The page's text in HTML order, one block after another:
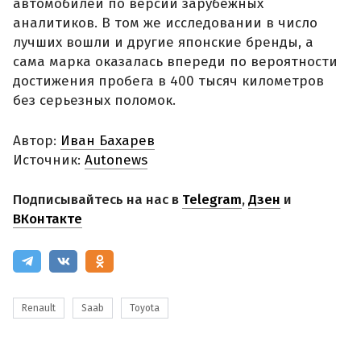
автомобилей по версии зарубежных
аналитиков. В том же исследовании в число
лучших вошли и другие японские бренды, а
сама марка оказалась впереди по вероятности
достижения пробега в 400 тысяч километров
без серьезных поломок.
Автор: Иван Бахарев
Источник: Autonews
Подписывайтесь на нас в Telegram,Дзен и
ВКонтакте
Renault Saab Toyota